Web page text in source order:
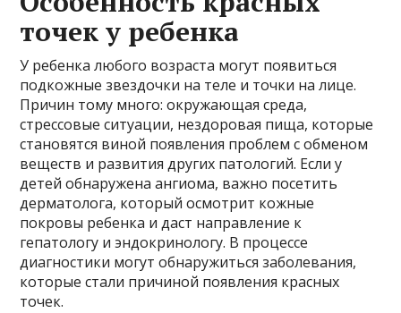
точек у ребенка
У ребенка любого возраста могут появиться
подкожные звездочки на теле и точки на лице.
Причин тому много: окружающая среда,
стрессовые ситуации, нездоровая пища, которые
становятся виной появления проблем с обменом
веществ и развития других патологий. Если у
детей обнаружена ангиома, важно посетить
дерматолога, который осмотрит кожные
покровы ребенка и даст направление к
гепатологу и эндокринологу. В процессе
диагностики могут обнаружиться заболевания,
которые стали причиной появления красных
точек.